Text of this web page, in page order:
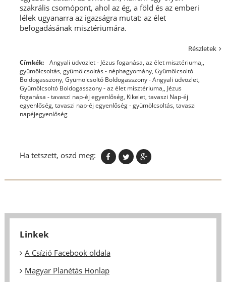
szakrális csomópont, ahol az ég, a föld és az emberi
lélek ugyanarra az igazságra mutat: az élet
befogadásának misztériumára.
Részletek
Címkék: Angyali üdvözlet - Jézus foganása, az élet misztériuma,,
gyümölcsoltás, gyümölcsoltás - néphagyomány, Gyümölcsoltó
Boldogasszony, Gyümölcsoltó Boldogasszony - Angyali üdvözlet,
Gyümölcsoltó Boldogasszony - az élet misztériuma,, Jézus
foganása - tavaszi nap-éj egyenlőség, Kikelet, tavaszi Nap-éj
egyenlőség, tavaszi nap-éj egyenlőség - gyümölcsoltás, tavaszi
napéjegyenlőség
Ha tetszett, oszd meg:
Linkek
A Csízió Facebook oldala
Magyar Planétás Honlap